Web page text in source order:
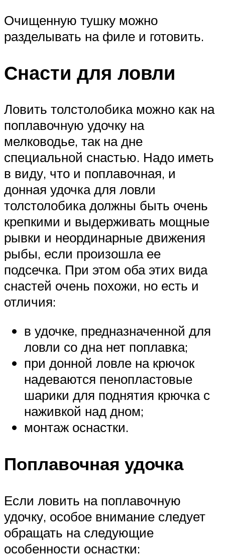
Очищенную тушку можно
разделывать на филе и готовить.
Снасти для ловли
Ловить толстолобика можно как на
поплавочную удочку на
мелководье, так на дне
специальной снастью. Надо иметь
в виду, что и поплавочная, и
донная удочка для ловли
толстолобика должны быть очень
крепкими и выдерживать мощные
рывки и неординарные движения
рыбы, если произошла ее
подсечка. При этом оба этих вида
снастей очень похожи, но есть и
отличия:
в удочке, предназначенной для
ловли со дна нет поплавка;
при донной ловле на крючок
надеваются пенопластовые
шарики для поднятия крючка с
наживкой над дном;
монтаж оснастки.
Поплавочная удочка
Если ловить на поплавочную
удочку, особое внимание следует
обращать на следующие
особенности оснастки: